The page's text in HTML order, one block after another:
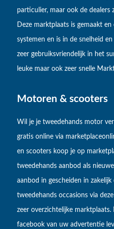
particulier, maar ook de dealers
Deze marktplaats is gemaakt
systemen en is in de snelheid
zeer gebruiksvriendelijk in het
leuke maar ook zeer snelle
Motoren & scooters
Wil je je tweedehands motor
gratis online via
en scooters koop je op
tweedehands aanbod als
aanbod in gescheiden in
tweedehands occasions via
zeer overzichtelijke
facebook van uw advertentie